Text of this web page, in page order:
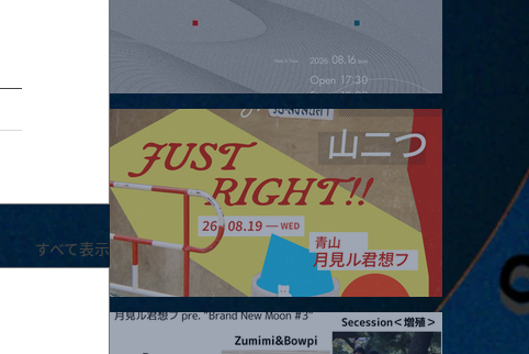
すべて表示
2026.08.16 |【観覧】夜）four dots vol.2
2026.08.19 |【観覧】JUST RIGHT!! vol.27